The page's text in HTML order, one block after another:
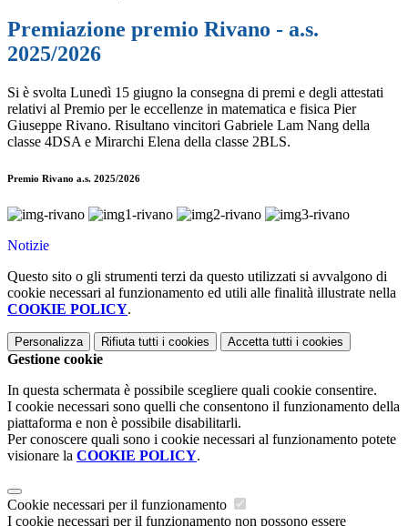
Premiazione premio Rivano - a.s.
2025/2026
Si è svolta Lunedì 15 giugno la consegna di premi e degli attestati
relativi al Premio per le eccellenze in matematica e fisica Pier
Giuseppe Rivano. Risultano vincitori Gabriele Lam Nang della
classe 4DSA e Mirarchi Elena della classe 2BLS.
Premio Rivano a.s. 2025/2026
Notizie
Questo sito o gli strumenti terzi da questo utilizzati si avvalgono di
cookie necessari al funzionamento ed utili alle finalità illustrate nella
COOKIE POLICY.
Personalizza Rifiuta tutti i cookies Accetta tutti i cookies
Gestione cookie
In questa schermata è possibile scegliere quali cookie consentire.
I cookie necessari sono quelli che consentono il funzionamento della
piattaforma e non è possibile disabilitarli.
Per conoscere quali sono i cookie necessari al funzionamento potete
visionare la COOKIE POLICY.
Cookie necessari per il funzionamento
I cookie necessari per il funzionamento non possono essere